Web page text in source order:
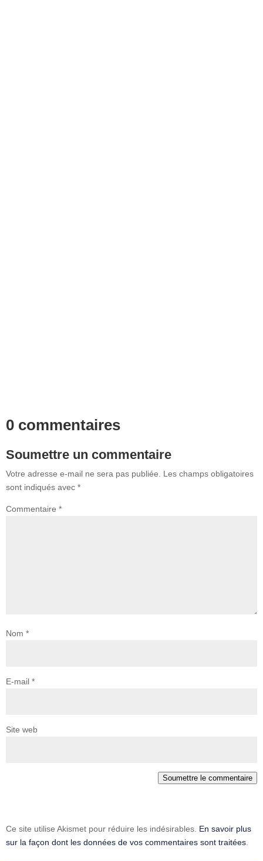
0 commentaires
Soumettre un commentaire
Votre adresse e-mail ne sera pas publiée.
Les champs obligatoires
sont indiqués avec *
Commentaire *
Nom *
E-mail *
Site web
Soumettre le commentaire
Ce site utilise Akismet pour réduire les indésirables. En savoir plus
sur la façon dont les données de vos commentaires sont traitées